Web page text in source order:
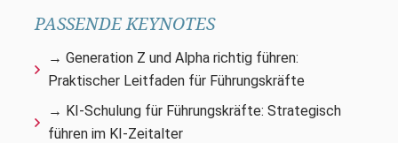
PASSENDE KEYNOTES
→ Generation Z und Alpha richtig führen:
Praktischer Leitfaden für Führungskräfte
→ KI-Schulung für Führungskräfte: Strategisch
führen im KI-Zeitalter